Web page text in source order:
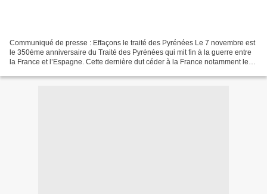
Communiqué de presse : Effaçons le traité des Pyrénées Le 7 novembre est
le 350ème anniversaire du Traité des Pyrénées qui mit fin à la guerre entre
la France et l’Espagne. Cette dernière dut céder à la France notamment le